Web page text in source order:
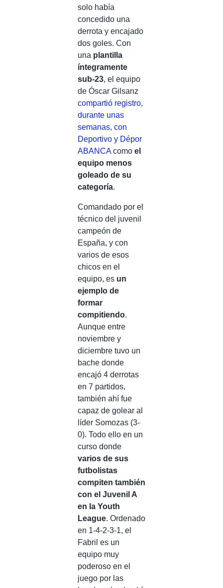
solo había
concedido una
derrota y encajado
dos goles. Con
una plantilla
íntegramente
sub-23, el equipo
de Óscar Gilsanz
compartió registro,
durante unas
semanas, con
Deportivo y Dépor
ABANCAcomo el
equipo menos
goleado de su
categoría.
Comandado por el
técnico del juvenil
campeón de
España, y con
varios de esos
chicos en el
equipo, es un
ejemplo de
formar
compitiendo.
Aunque entre
noviembre y
diciembre tuvo un
bache donde
encajó 4 derrotas
en 7 partidos,
también ahí fue
capaz de golear al
líder Somozas (3-
0). Todo ello en un
curso donde
varios de sus
futbolistas
compiten también
con el Juvenil A
en la Youth
League. Ordenado
en 1-4-2-3-1, el
Fabril es un
equipo muy
poderoso en el
juego por las